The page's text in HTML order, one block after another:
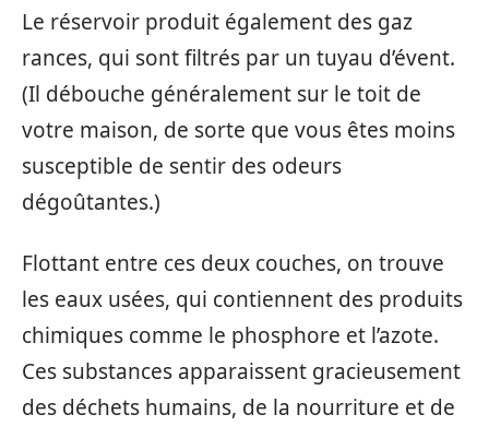
Le réservoir produit également des gaz
rances, qui sont filtrés par un tuyau d’évent.
(Il débouche généralement sur le toit de
votre maison, de sorte que vous êtes moins
susceptible de sentir des odeurs
dégoûtantes.)
Flottant entre ces deux couches, on trouve
les eaux usées, qui contiennent des produits
chimiques comme le phosphore et l’azote.
Ces substances apparaissent gracieusement
des déchets humains, de la nourriture et de